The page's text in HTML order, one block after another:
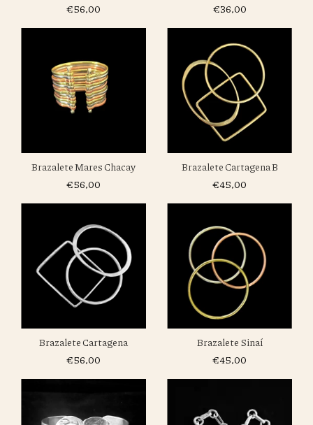
€56,00
€36,00
Brazalete Mares Chacay
€56,00
Brazalete Cartagena B
€45,00
Brazalete Cartagena
€56,00
Brazalete Sinaí
€45,00